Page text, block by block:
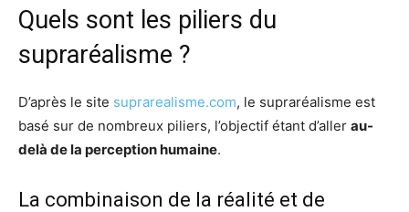
Quels sont les piliers du
supraréalisme ?
D’après le site suprarealisme.com, le supraréalisme est
basé sur de nombreux piliers, l’objectif étant d’aller au-
delà de la perception humaine.
La combinaison de la réalité et de